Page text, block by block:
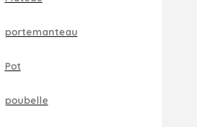
portemanteau
Pot
poubelle